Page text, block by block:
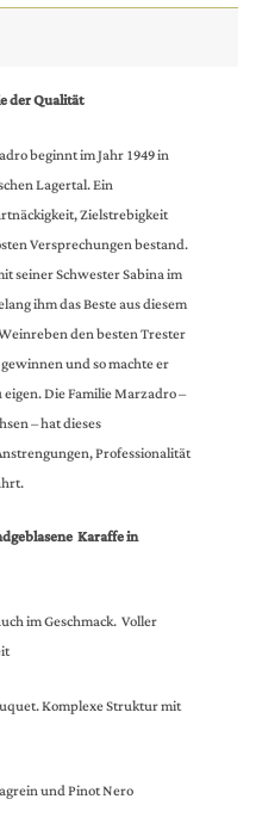
der Qualität
beginnt im Jahr 1949 in
Lagertal. Ein
Zielstrebigkeit
Versprechungen bestand.
seiner Schwester Sabina im
ihm das Beste aus diesem
den besten Trester
und so machte er
Die Familie Marzadro –
– hat dieses
Professionalität
Karaffe in
im Geschmack. Voller
Komplexe Struktur mit
und Pinot Nero